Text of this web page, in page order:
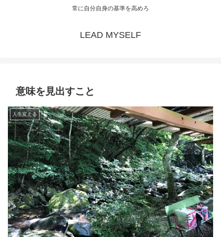
常に自分自身の基準を高めろ
LEAD MYSELF
意味を見出すこと
人生変える